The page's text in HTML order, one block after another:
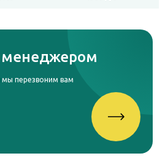
менеджером
мы перезвоним вам